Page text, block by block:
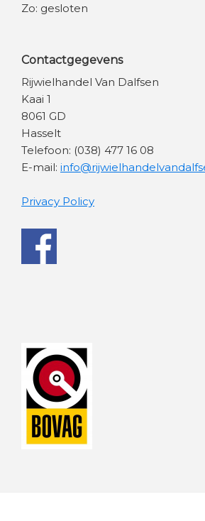
Zo: gesloten
Contactgegevens
Rijwielhandel Van Dalfsen
Kaai 1
8061 GD
Hasselt
Telefoon: (038) 477 16 08
E-mail:
Privacy Policy